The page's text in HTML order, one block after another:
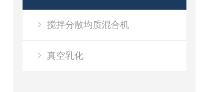
搅拌分散均质混合机
真空乳化